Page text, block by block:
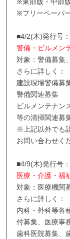
※東部版・中部
※フリーペーパ
■4/2(木)発行号：
警備・ビルメン
対象：警備募集
さらに詳しく：
建設現場警備募
警備関連募集
ビルメンテナン
等の清掃関連募
※上記以外でも
お問い合わせく
■4/9(木)発行号：
医療・介護・福
対象：医療機関
さらに詳しく：
内科・外科等各
付募集、医療事
歯科医院募集、